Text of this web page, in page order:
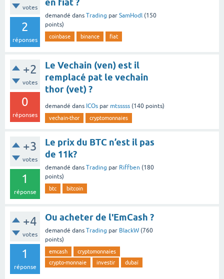
votes
2
réponses
en fiat ?
demandé dans Trading par SamHodl (150
points)
coinbase binance fiat
+2
votes
0
réponses
Le Vechain (ven) est il
remplacé pat le vechain
thor (vet) ?
demandé dans ICOs par mtsssss (140 points)
vechain-thor cryptomonnaies
+3
votes
1
réponse
Le prix du BTC n’est il pas
de 11k?
demandé dans Trading par Riffben (180
points)
btc bitcoin
+4
votes
1
réponse
Ou acheter de l'EmCash ?
demandé dans Trading par BlackW (760
points)
emcash
cryptomonnaies
crypto-monnaie
investir dubaï